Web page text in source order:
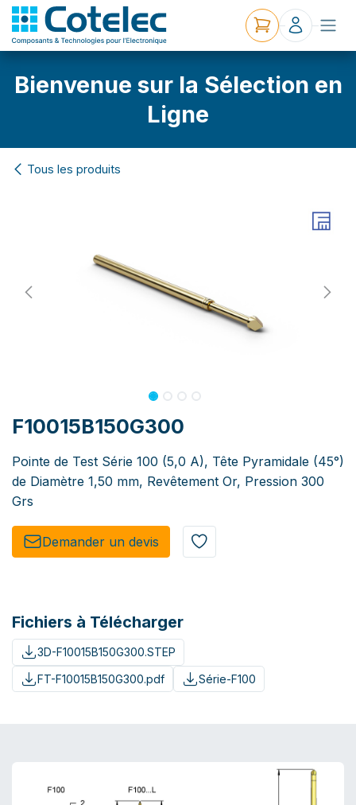
Bienvenue sur la Sélection en
Ligne
Tous les produits
F10015B150G300
Pointe de Test Série 100 (5,0 A), Tête Pyramidale (45°)
de Diamètre 1,50 mm, Revêtement Or, Pression 300
Grs
Demander un de​​vis​​
Fichiers à Télécharger
3D-F10015B150G300.STEP
FT-F10015B150G300.pdf
Série-F100